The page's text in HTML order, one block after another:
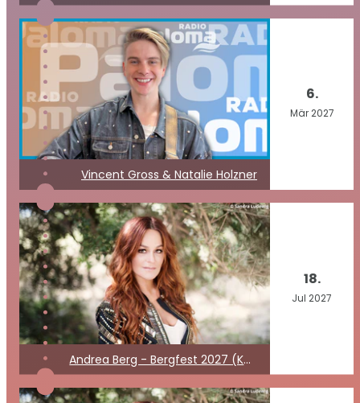
Vincent Gross & Natalie Holzner
6.
Mär 2027
Andrea Berg - Bergfest 2027 (Kein Konzert)
18.
Jul 2027